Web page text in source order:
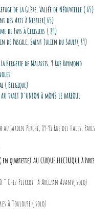
de la Glère, Vallée de Néouvielle ( 65)
des Arts à Nestier( 65)
de Fays à Cerisiers ( 89)
de Pascale, Saint Julien du Sault( 89)
Bergerie de Malassis, 9 Rue Raymond
( Belgique)
trAIT D'UNION à mONS LE bAREOUL
Jardin Perché, 89-91 Rue des Haies, Paris
quartette) AU CIRQUE ELECTRIQUE à Paris
" Chez Pierrot" à Arcizan Avant( solo)
à Toulouse ( solo)